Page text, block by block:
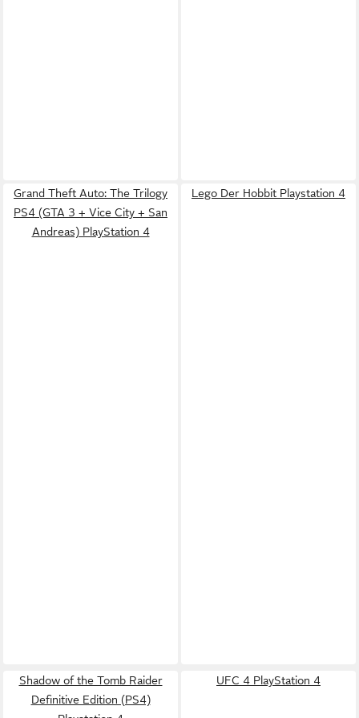
Grand Theft Auto: The Trilogy
PS4 (GTA 3 + Vice City + San
Andreas) PlayStation 4
Lego Der Hobbit Playstation 4
Shadow of the Tomb Raider
Definitive Edition (PS4)
UFC 4 PlayStation 4